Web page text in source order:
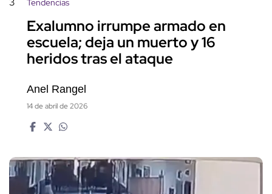
Tendencias
Exalumno irrumpe armado en
escuela; deja un muerto y 16
heridos tras el ataque
Anel Rangel
14 de abril de 2026